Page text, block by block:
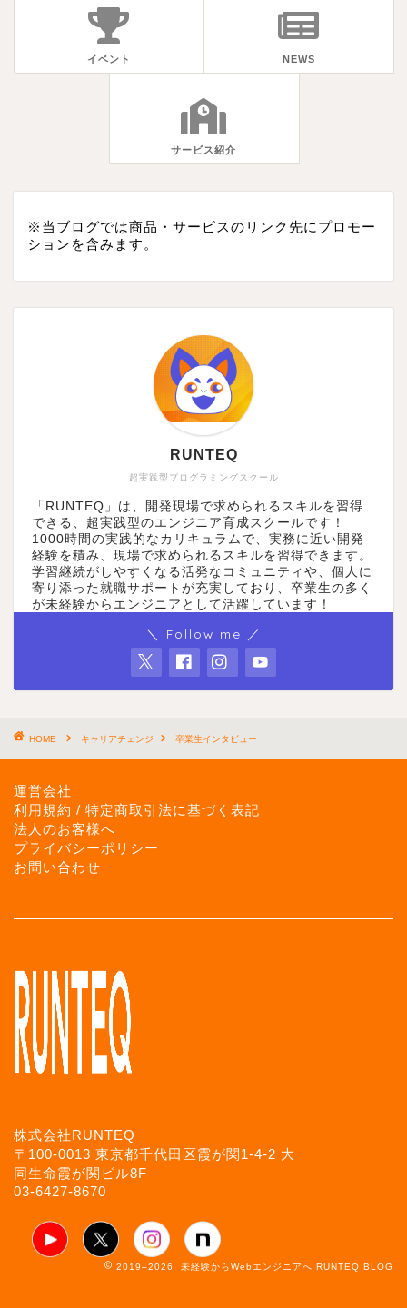
イベント NEWS
サービス紹介
※当ブログでは商品・サービスのリンク先にプロモー
ションを含みます。
超実践型プログラミングスクール
RUNTEQ
「RUNTEQ」は、開発現場で求められるスキルを習得
できる、超実践型のエンジニア育成スクールです！
1000時間の実践的なカリキュラムで、実務に近い開発
経験を積み、現場で求められるスキルを習得できます。
学習継続がしやすくなる活発なコミュニティや、個人に
寄り添った就職サポートが充実しており、卒業生の多く
が未経験からエンジニアとして活躍しています！
＼ Follow me ／
HOME キャリアチェンジ 卒業生インタビュー
株式会社RUNTEQ
〒100-0013 東京都千代田区霞が関1-4-2 大
同生命霞が関ビル8F
03-6427-8670
運営会社
利用規約 / 特定商取引法に基づく表記
法人のお客様へ
プライバシーポリシー
お問い合わせ
2019–2026 未経験からWebエンジニアへ RUNTEQ BLOG